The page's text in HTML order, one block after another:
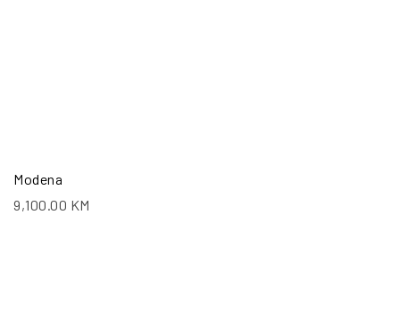
Modena
9,100.00 KM